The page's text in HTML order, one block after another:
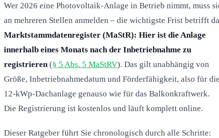
Wer 2026 eine Photovoltaik-Anlage in Betrieb nimmt, muss
an mehreren Stellen anmelden – die wichtigste Frist betrifft
Marktstammdatenregister (MaStR): Hier ist die Anlage
innerhalb eines Monats nach der Inbetriebnahme zu
registrieren (§ 5 Abs. 5 MaStRV). Das gilt unabhängig von
Größe, Inbetriebnahmedatum und Förderfähigkeit, also für
12-kWp-Dachanlage genauso wie für das Balkonkraftwerk.
Die Registrierung ist kostenlos und läuft komplett online.
Dieser Ratgeber führt Sie chronologisch durch alle Schritte: